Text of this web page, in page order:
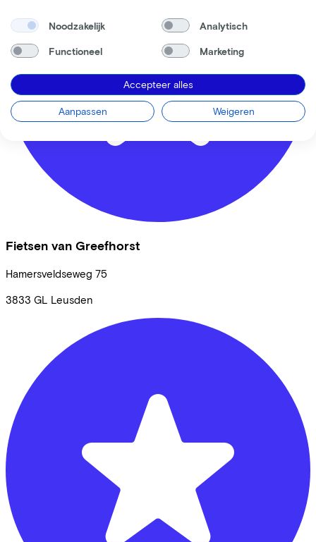
Fietsen van Greefhorst
Hamersveldseweg 75
3833 GL Leusden
Noodzakelijk Analytisch
Functioneel Marketing
Accepteer alles
Aanpassen Weigeren